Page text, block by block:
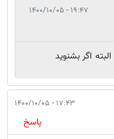
۱۹:۴۷ - ۱۴۰۰/۱۰/۰۵
اگر بشنوید
۱۷:۴۳ - ۱۴۰۰/۱۰/۰۵
پاسخ